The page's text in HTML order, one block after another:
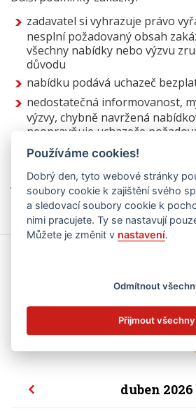
zadavatel si vyhrazuje právo
nesplní požadovaný obsah
všechny nabídky nebo výzvu
důvodu
nabídku podává uchazeč
nedostatečná informovanost,
výzvy, chybně navržená
neopravňuje uchazeče
úhradu nákladů nebo zvýšení
V Praze dne 26. 11. 2018
duben 2026
Používáme cookies!
Dobrý den, tyto webové stránky
soubory cookie k zajištění svého
a sledovací soubory cookie k
nimi pracujete. Ty se nastavují
Můžete je změnit v nastavení.
Odmítnout
Přijmout všechny